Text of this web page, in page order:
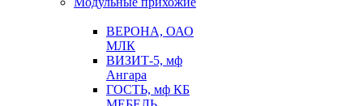
ВЕРОНА, ОАО
МЛК
ВИЗИТ-5, мф
Ангара
ГОСТЬ, мф КБ